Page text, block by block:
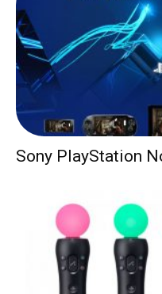
Sony PlayStation